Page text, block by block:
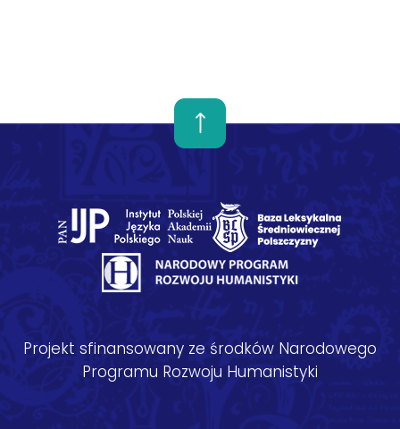
Projekt sfinansowany ze środków Narodowego
Programu Rozwoju Humanistyki